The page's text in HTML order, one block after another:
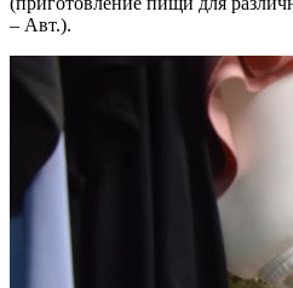
– Авт.).